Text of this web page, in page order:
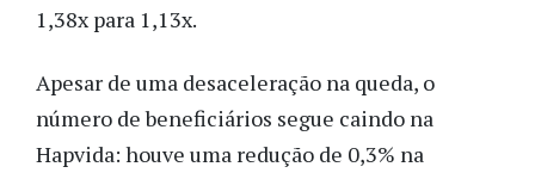
1,38x para 1,13x.
Apesar de uma desaceleração na queda, o
número de beneficiários segue caindo na
Hapvida: houve uma redução de 0,3% na